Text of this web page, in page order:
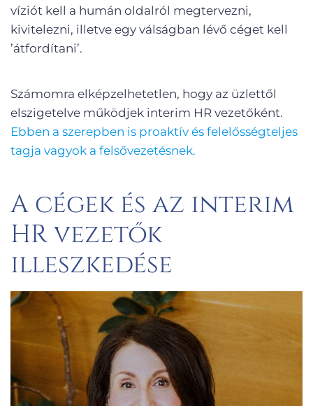
víziót kell a humán oldalról megtervezni,
kivitelezni, illetve egy válságban lévő céget kell
’átfordítani’.
Számomra elképzelhetetlen, hogy az üzlettől
elszigetelve működjek interim HR vezetőként.
Ebben a szerepben is proaktív és felelősségteljes
tagja vagyok a felsővezetésnek.
A cégek és az interim
HR vezetők
illeszkedése